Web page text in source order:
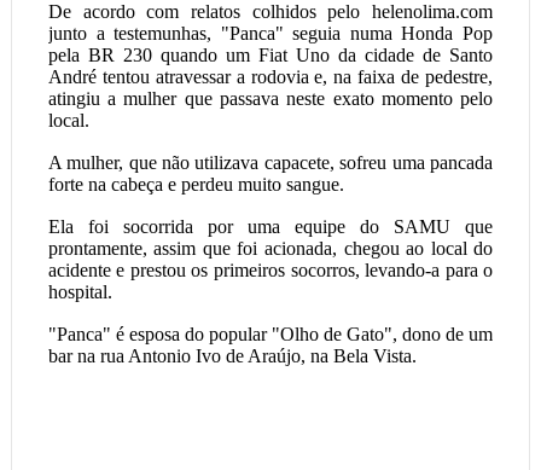
De acordo com relatos colhidos pelo helenolima.com
junto a testemunhas, "Panca" seguia numa Honda Pop
pela BR 230 quando um Fiat Uno da cidade de Santo
André tentou atravessar a rodovia e, na faixa de pedestre,
atingiu a mulher que passava neste exato momento pelo
local.
A mulher, que não utilizava capacete, sofreu uma pancada
forte na cabeça e perdeu muito sangue.
Ela foi socorrida por uma equipe do SAMU que
prontamente, assim que foi acionada, chegou ao local do
acidente e prestou os primeiros socorros, levando-a para o
hospital.
"Panca" é esposa do popular "Olho de Gato", dono de um
bar na rua Antonio Ivo de Araújo, na Bela Vista.